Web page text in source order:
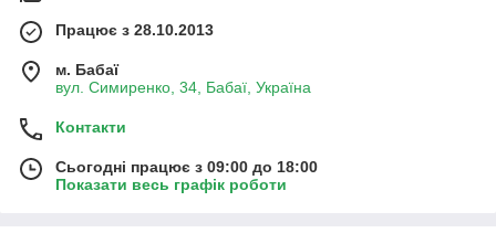
Працює з 28.10.2013
м. Бабаї
вул. Симиренко, 34, Бабаї, Україна
Контакти
Сьогодні працює з 09:00 до 18:00
Показати весь графік роботи